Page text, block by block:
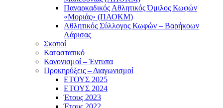
Παναρκαδικός Αθλητικός Όμιλος Κωφών
«Μοριάς» (ΠΑΟΚΜ)
Αθλητικός Σύλλογος Κωφών – Βαρήκοων
Λάρισας
Σκοποί
Καταστατικό
Κανονισμοί – Έντυπα
Προκηρύξεις – Διαγωνισμοί
ΕΤΟΥΣ 2025
ΕΤΟΥΣ 2024
Έτους 2023
Έτους 2022